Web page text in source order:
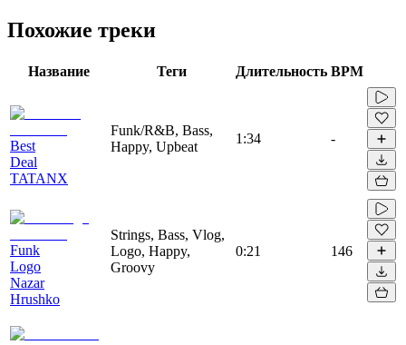
Похожие треки
Название Теги Длительность BPM
Best
Deal
TATANX
Funk/R&B, Bass,
Happy, Upbeat
1:34 -
Funk
Logo
Nazar
Hrushko
Strings, Bass, Vlog,
Logo, Happy,
Groovy
0:21 146